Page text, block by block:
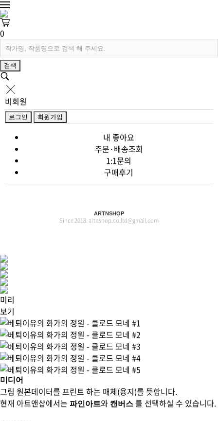
0
검색
비회원
로그인 회원가입
내 좋아요
주문·배송조회
1:1문의
구매후기
ARTNSHOP
Since 2018. artnshop.co.ltd@gmail.com
미리
보기
미디어
그림 원본데이터를 프린트 하는 매체(용지)를 뜻합니다.
현재 아트앤샵에서는 파인아트와 캔버스 를 선택하실 수 있습니다.